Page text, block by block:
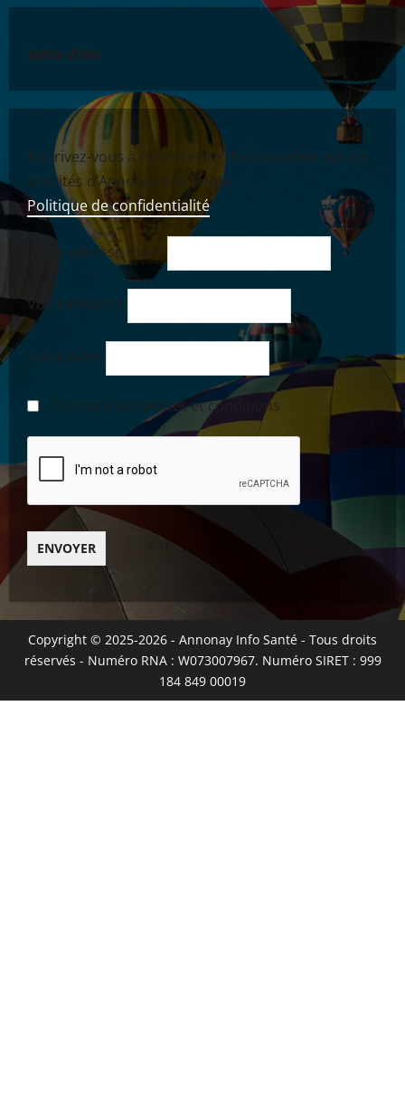
Lettre d'info
Inscrivez-vous à notre Lettre d'information sur les
activités d’Annonay Info Santé.
Politique de confidentialité
Votre adresse mail*
Votre Prénom
Votre Nom
-- J'accepte les termes et conditions